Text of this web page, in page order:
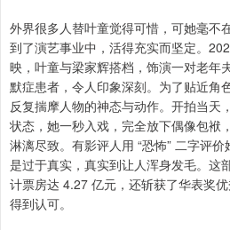
外界很多人替叶童觉得可惜，可她毫不
到了演艺事业中，活得充实而坚定。
映，叶童与梁家辉搭档，饰演一对老年
默症患者，令人印象深刻。为了贴近角
反复揣摩人物的神态与动作。开拍当天
状态，她一秒入戏，完全放下偶像包袱
淋漓尽致。有影评人用 “恐怖” 二字评
是过于真实，真实到让人浑身发毛。这
计票房达 4.27 亿元，还斩获了华表奖
得到认可。